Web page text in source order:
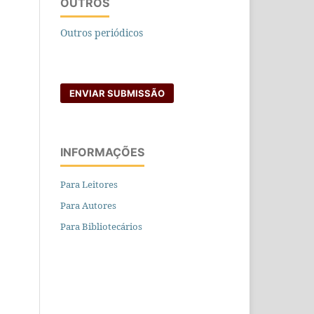
Outros periódicos
ENVIAR SUBMISSÃO
INFORMAÇÕES
Para Leitores
Para Autores
Para Bibliotecários